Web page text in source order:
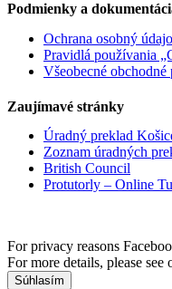
Podmienky a
Ochrana osobný
Pravidlá používania
Všeobecné
Zaujímavé stránky
Úradný preklad
Zoznam úradných
British Council
Protutorly – Online
For privacy reasons
For more details, please see
Súhlasím